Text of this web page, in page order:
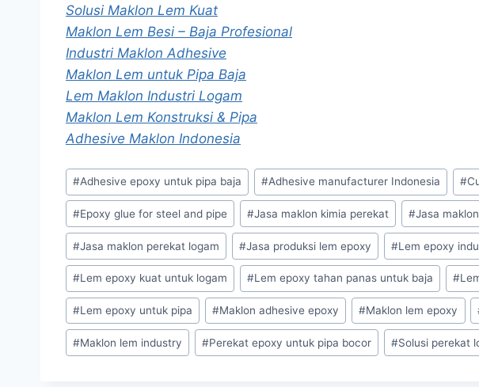
Solusi Maklon Lem Kuat
Maklon Lem Besi – Baja Profesional
Industri Maklon Adhesive
Maklon Lem untuk Pipa Baja
Lem Maklon Industri Logam
Maklon Lem Konstruksi & Pipa
Adhesive Maklon Indonesia
#Adhesive epoxy untuk pipa baja #Adhesive manufacturer Indonesia #
#Epoxy glue for steel and pipe #Jasa maklon kimia perekat #Jasa
#Jasa maklon perekat logam #Jasa produksi lem epoxy #Lem epoxy
#Lem epoxy kuat untuk logam #Lem epoxy tahan panas untuk baja #
#Lem epoxy untuk pipa #Maklon adhesive epoxy #Maklon lem epoxy
#Maklon lem industry #Perekat epoxy untuk pipa bocor #Solusi perekat